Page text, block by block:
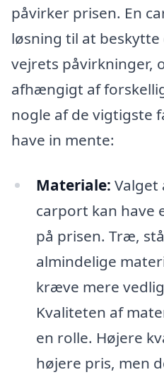
påvirker prisen. En
løsning til at
vejrets påvirkninger,
afhængigt af
nogle af de vigtigste
have in mente:
Materiale: Valget
carport kan have
på prisen. Træ,
almindelige
kræve mere
Kvaliteten af
en rolle. Højere
højere pris, men